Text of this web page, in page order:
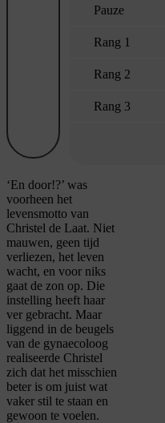
Pauze
Rang 1
Rang 2
Rang 3
‘En door!?’ was
voorheen het
levensmotto van
Christel de Laat. Niet
mauwen, geen tijd
verliezen, het leven
wacht, en voor niks
gaat de zon op. Die
instelling heeft haar
ver gebracht. Maar
liggend in de beugels
van de gynaecoloog
realiseerde Christel
zich dat het misschien
beter is om juist wat
vaker stil te staan en
gewoon te voelen.